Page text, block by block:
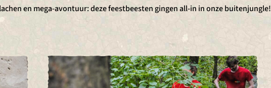
en mega-avontuur: deze feestbeesten gingen all-in in onze buitenjungle!